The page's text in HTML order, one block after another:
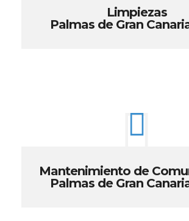
Limpiezas
Palmas de Gran
Mantenimiento de
Palmas de Gran